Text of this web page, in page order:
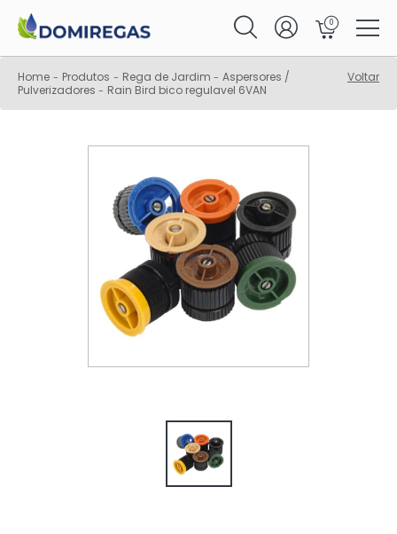
0
Home - Produtos - Rega de Jardim - Aspersores /
Pulverizadores - Rain Bird bico regulavel 6VAN
Voltar